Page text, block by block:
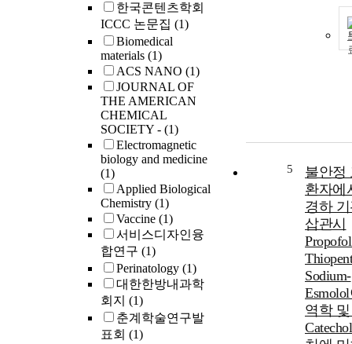
한국콘텐츠학회
ICCC 논문집 (1)
Biomedical
materials (1)
ACS NANO (1)
JOURNAL OF
THE AMERICAN
CHEMICAL
SOCIETY - (1)
Electromagnetic
biology and medicine
(1)
Applied Biological
Chemistry (1)
Vaccine (1)
서비스디자인융
합연구 (1)
Perinatology (1)
대한한방내과학
회지 (1)
춘계학술연구발
표회 (1)
(7.7∼9.9
showed
increase
value.
Early-
secretory
might be
from NGT
non-obese
obese
subjects.
5
불안정
환자에
경하
삽관시
Sodium-
역학